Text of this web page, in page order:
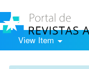
View Item